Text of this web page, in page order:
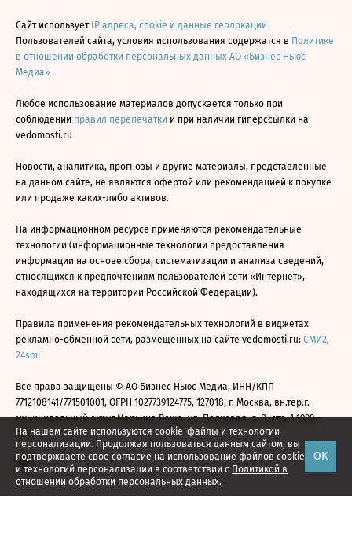
На нашем сайте используются cookie-файлы и технологии
персонализации. Продолжая пользоваться данным сайтом, вы
подтверждаете свое согласие на использование файлов cookie
и технологий персонализации в соответствии с Политикой в
отношении обработки персональных данных.
ОК
Сайт использует IP адреса, cookie и данные геолокации
Пользователей сайта, условия использования содержатся в Политике
в отношении обработки персональных данных АО «Бизнес Ньюс
Медиа»
Любое использование материалов допускается только при
соблюдении правил перепечатки и при наличии гиперссылки на
vedomosti.ru
Новости, аналитика, прогнозы и другие материалы, представленные
на данном сайте, не являются офертой или рекомендацией к покупке
или продаже каких-либо активов.
На информационном ресурсе применяются рекомендательные
технологии (информационные технологии предоставления
информации на основе сбора, систематизации и анализа сведений,
относящихся к предпочтениям пользователей сети «Интернет»,
находящихся на территории Российской Федерации).
Правила применения рекомендательных технологий в виджетах
рекламно-обменной сети, размещенных на сайте vedomosti.ru: СМИ2,
24smi
Все права защищены © АО Бизнес Ньюс Медиа, ИНН/КПП
7712108141/771501001, ОГРН 1027739124775, 127018, г. Москва, вн.тер.г.
муниципальный округ Марьина Роща, ул. Полковая, д. 3, стр. 1 1999—
2026